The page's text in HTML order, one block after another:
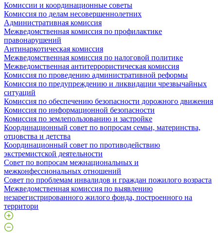
Комиссии и координационные советы
Комиссия по делам несовершеннолетних
Административная комиссия
Межведомственная комиссия по профилактике
правонарушений
Антинаркотическая комиссия
Межведомственная комиссия по налоговой политике
Межведомственная антитеррористическая комиссия
Комиссия по проведению административной реформы
Комиссия по предупреждению и ликвидации чрезвычайных
ситуаций
Комиссия по обеспечению безопасности дорожного движения
Комиссия по информационной безопасности
Комиссия по землепользованию и застройке
Координационный совет по вопросам семьи, материнства,
отцовства и детства
Координационный совет по противодействию
экстремистской деятельности
Совет по вопросам межнациональных и
межконфессиональных отношений
Совет по проблемам инвалидов и граждан пожилого возраста
Межведомственная комиссия по выявлению
незарегистрированного жилого фонда, построенного на
территори